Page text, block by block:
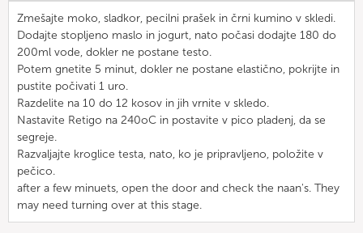
Zmešajte moko, sladkor, pecilni prašek in črni kumino v skledi.
Dodajte stopljeno maslo in jogurt, nato počasi dodajte 180 do
200ml vode, dokler ne postane testo.
Potem gnetite 5 minut, dokler ne postane elastično, pokrijte in
pustite počivati 1 uro.
Razdelite na 10 do 12 kosov in jih vrnite v skledo.
Nastavite Retigo na 240oC in postavite v pico pladenj, da se
segreje.
Razvaljajte kroglice testa, nato, ko je pripravljeno, položite v
pečico.
after a few minuets, open the door and check the naan's. They
may need turning over at this stage.